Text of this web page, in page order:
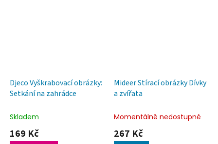
Djeco Vyškrabovací obrázky:
Setkání na zahrádce
Skladem
169 Kč
Mideer Stírací obrázky Dívky
a zvířata
Momentálně nedostupné
267 Kč